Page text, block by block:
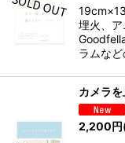
埋火、
ラムな
カメラ
2,200円